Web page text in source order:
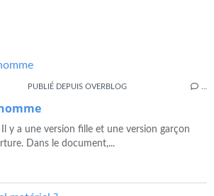
PUBLIÉ DEPUIS OVERBLOG
y a une version fille et une version garçon
Dans le document,...